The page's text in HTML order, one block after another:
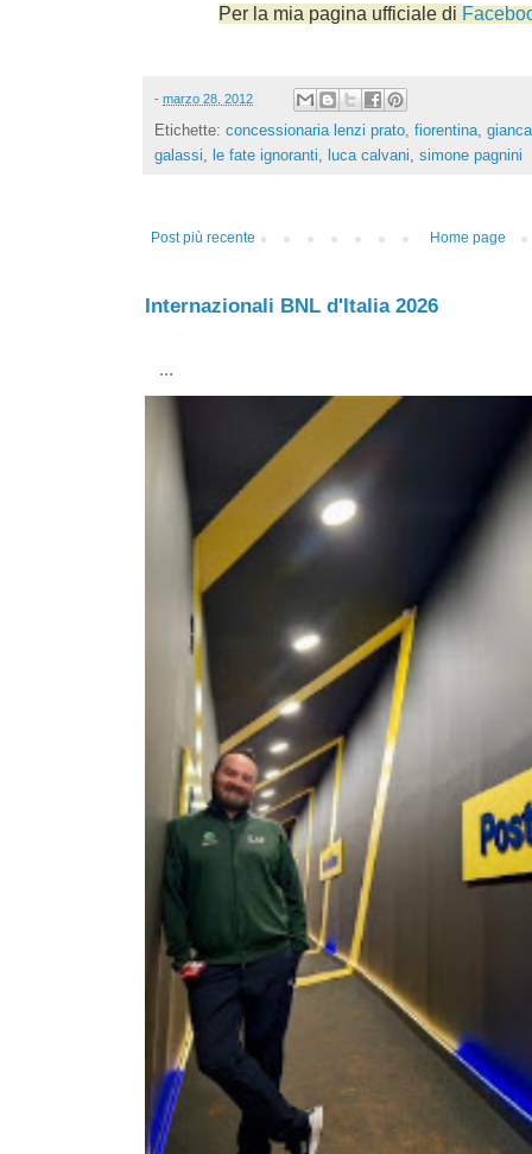
Per la mia pagina ufficiale di
- marzo 28, 2012
Etichette: concessionaria lenzi prato, fiorentina,
galassi, le fate ignoranti, luca calvani, simone pagnini
Post più recente Home page
Internazionali BNL d'Italia 2026
...